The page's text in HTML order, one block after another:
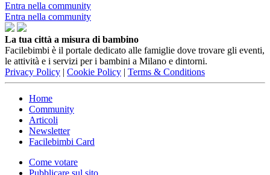
Entra nella community
Entra nella community
La tua città a misura di bambino
Facilebimbi è il portale dedicato alle famiglie dove trovare gli eventi,
le attività e i servizi per i bambini a Milano e dintorni.
Privacy Policy | Cookie Policy | Terms & Conditions
Home
Community
Articoli
Newsletter
Facilebimbi Card
Come votare